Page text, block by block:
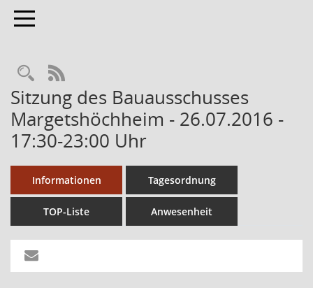
Toggle navigation
RSS-Feed
Sitzung des Bauausschusses
Margetshöchheim - 26.07.2016 -
17:30-23:00 Uhr
Informationen Tagesordnung
TOP-Liste Anwesenheit